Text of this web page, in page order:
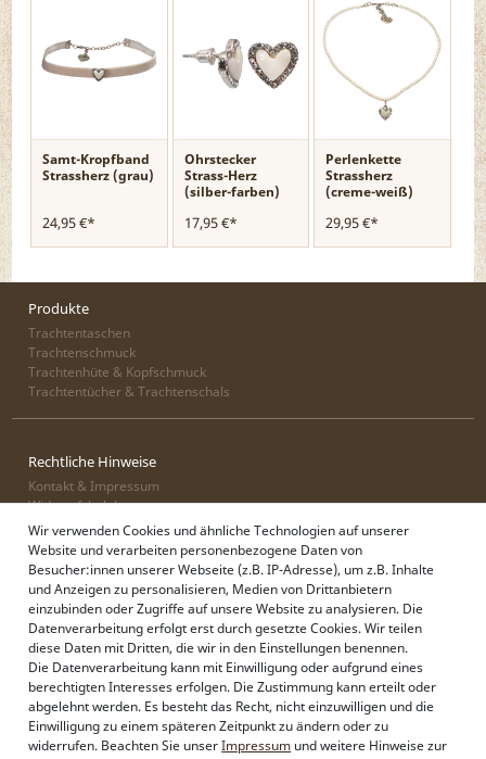
Samt-Kropfband
Strassherz (grau)
24,95 €*
Ohrstecker
Strass-Herz
(silber-farben)
17,95 €*
Perlenkette
Strassherz
(creme-weiß)
29,95 €*
Produkte
Trachtentaschen
Trachtenschmuck
Trachtenhüte & Kopfschmuck
Trachtentücher & Trachtenschals
Rechtliche Hinweise
Kontakt & Impressum
Widerrufsbelehrung
Zahlung & Lieferung
Datenschutz
AGB
Alpenflüstern
Philosophie
Händlerbereich
Firmenkunden
Sonderanfertigungen
Pressebereich
Wir verwenden Cookies und ähnliche Technologien auf unserer
Website und verarbeiten personenbezogene Daten von
Besucher:innen unserer Webseite (z.B. IP-Adresse), um z.B. Inhalte
und Anzeigen zu personalisieren, Medien von Drittanbietern
einzubinden oder Zugriffe auf unsere Website zu analysieren. Die
Datenverarbeitung erfolgt erst durch gesetzte Cookies. Wir teilen
diese Daten mit Dritten, die wir in den Einstellungen benennen.
Die Datenverarbeitung kann mit Einwilligung oder aufgrund eines
berechtigten Interesses erfolgen. Die Zustimmung kann erteilt oder
abgelehnt werden. Es besteht das Recht, nicht einzuwilligen und die
Einwilligung zu einem späteren Zeitpunkt zu ändern oder zu
widerrufen. Beachten Sie unserImpressum und weitere Hinweise zur